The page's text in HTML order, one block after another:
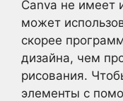
Canva не имеет
может
скорее
дизайна, чем
рисования.
элементы с